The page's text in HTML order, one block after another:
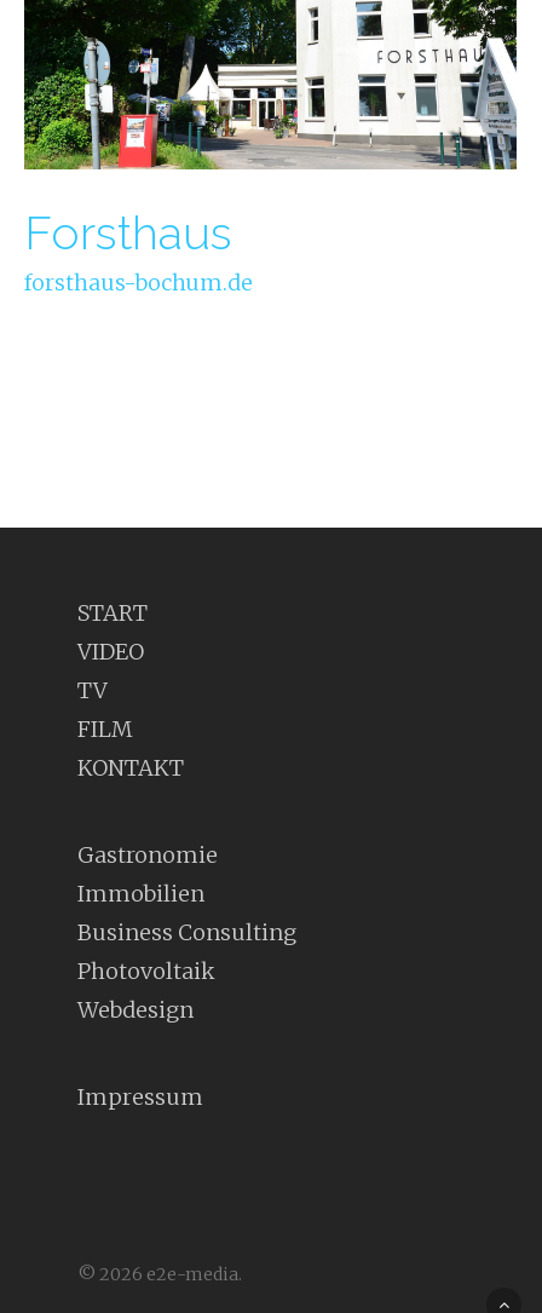
Forsthaus
forsthaus-bochum.de
START
VIDEO
TV
FILM
KONTAKT
Gastronomie
Immobilien
Business Consulting
Photovoltaik
Webdesign
Impressum
© 2026 e2e-media.